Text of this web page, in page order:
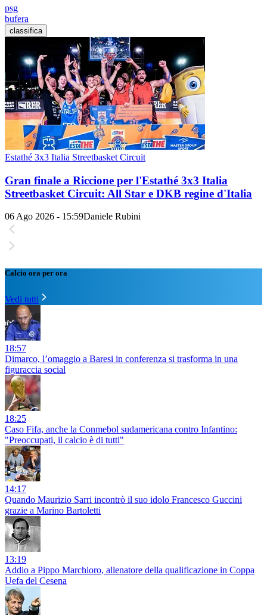
psg
bufera
classifica
Estathé 3x3 Italia Streetbasket Circuit
Gran finale a Riccione per l'Estathé 3x3 Italia
Streetbasket Circuit: All Star e DKB regine d'Italia
06 Ago 2026 - 15:59Daniele Rubini
Calcio ora per ora
Vedi tutti
18:57
Dimarco, l’omaggio a Baresi in conferenza si trasforma in una
figuraccia social
18:25
Caso Fifa, anche la Conmebol sudamericana contro Infantino:
"Preoccupati, il calcio è di tutti"
14:17
Quando Maurizio Sarri incontrò il suo idolo Francesco Guccini
grazie a Marino Bartoletti
13:19
Addio a Pippo Marchioro, allenatore della qualificazione in Coppa
Uefa del Cesena